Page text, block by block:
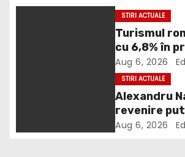
n
STIRI ACTUALE
Turismul
cu 6,8% în
2026
Aug 6, 2026
STIRI ACTUALE
Alexandru
revenire
în 2027:
Aug 6, 2026